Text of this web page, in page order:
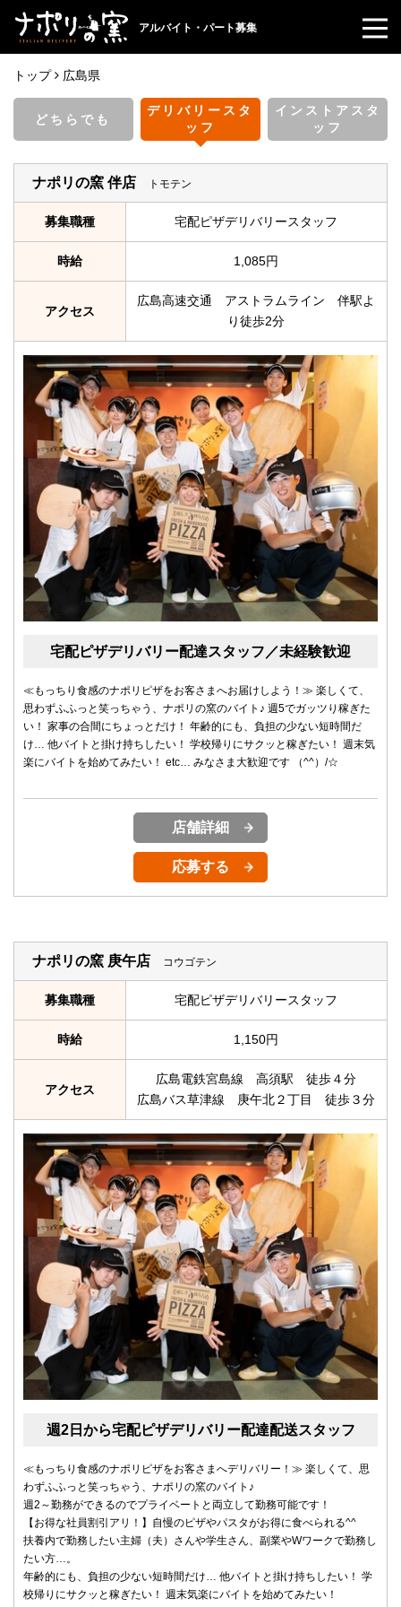
アルバイト・パート募集
トップ 広島県
どちらでも
デリバリースタ
ッフ
インストアスタ
ッフ
ナポリの窯 伴店 トモテン
募集職種 宅配ピザデリバリースタッフ
時給 1,085円
アクセス
広島高速交通 アストラムライン 伴駅よ
り徒歩2分
宅配ピザデリバリー配達スタッフ／未経験歓迎
≪もっちり食感のナポリピザをお客さまへお届けしよう！≫ 楽しくて、
思わずふふっと笑っちゃう、ナポリの窯のバイト♪ 週5でガッツり稼ぎた
い！ 家事の合間にちょっとだけ！ 年齢的にも、負担の少ない短時間だ
け… 他バイトと掛け持ちしたい！ 学校帰りにサクッと稼ぎたい！ 週末気
楽にバイトを始めてみたい！ etc… みなさま大歓迎です （^^）/☆
店舗詳細
応募する
ナポリの窯 庚午店 コウゴテン
募集職種 宅配ピザデリバリースタッフ
時給 1,150円
アクセス
広島電鉄宮島線 高須駅 徒歩４分
広島バス草津線 庚午北２丁目 徒歩３分
週2日から宅配ピザデリバリー配達配送スタッフ
≪もっちり食感のナポリピザをお客さまへデリバリー！≫ 楽しくて、思
わずふふっと笑っちゃう、ナポリの窯のバイト♪
週2～勤務ができるのでプライベートと両立して勤務可能です！
【お得な社員割引アリ！】自慢のピザやパスタがお得に食べられる^^
扶養内で勤務したい主婦（夫）さんや学生さん、副業やWワークで勤務し
たい方…。
年齢的にも、負担の少ない短時間だけ… 他バイトと掛け持ちしたい！ 学
校帰りにサクッと稼ぎたい！ 週末気楽にバイトを始めてみたい！